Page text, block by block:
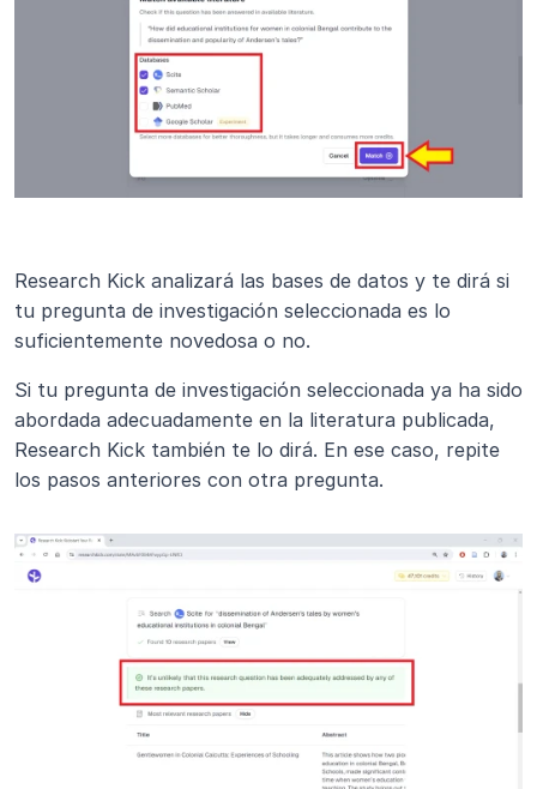
Research Kick analizará las bases de datos y te dirá si
tu pregunta de investigación seleccionada es lo
suficientemente novedosa o no.
Si tu pregunta de investigación seleccionada ya ha sido
abordada adecuadamente en la literatura publicada,
Research Kick también te lo dirá. En ese caso, repite
los pasos anteriores con otra pregunta.